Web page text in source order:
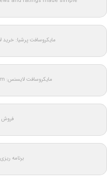
مایکروسافت پرشیا:
مایکروسافت لایسنس: MicrosoftLicense.com
فروش
برنامه